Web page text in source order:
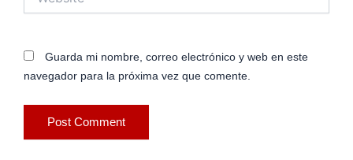
Guarda mi nombre, correo electrónico y web en este
navegador para la próxima vez que comente.